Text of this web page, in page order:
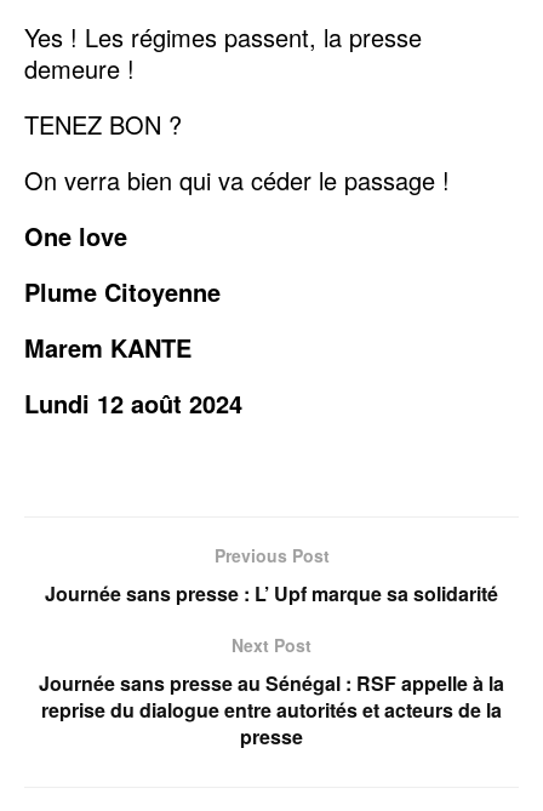
Yes ! Les régimes passent, la presse
demeure !
TENEZ BON ?
On verra bien qui va céder le passage !
One love
Plume Citoyenne
Marem KANTE
Lundi 12 août 2024
Previous Post
Journée sans presse : L’ Upf marque sa solidarité
Next Post
Journée sans presse au Sénégal : RSF appelle à la
reprise du dialogue entre autorités et acteurs de la
presse